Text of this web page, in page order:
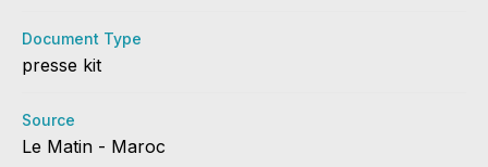
Document Type
presse kit
Source
Le Matin - Maroc